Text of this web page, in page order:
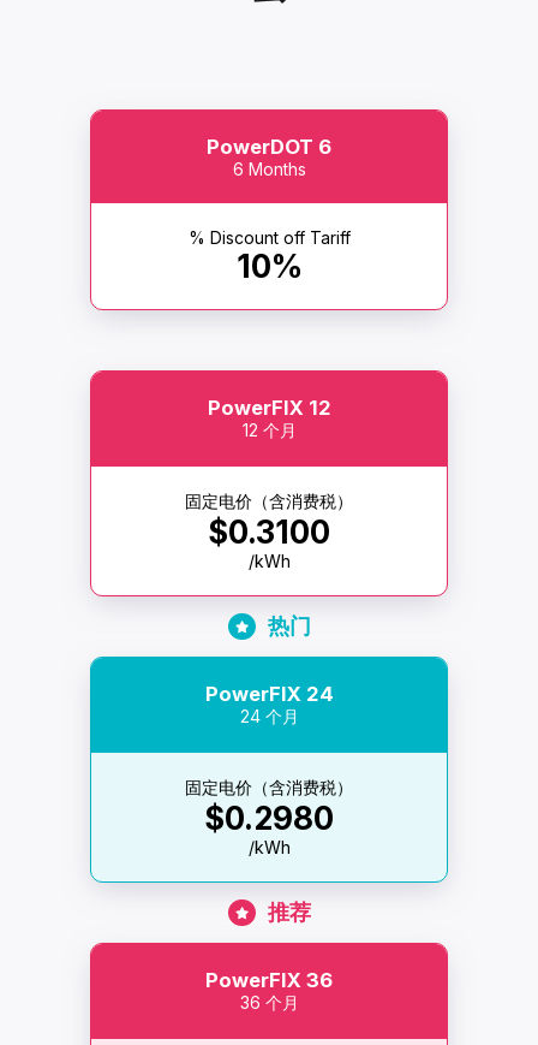
PowerDOT 6
6 Months
% Discount off Tariff
10%
PowerFIX 12
12 个月
固定电价（含消费税）
$0.3100
/kWh
热门
PowerFIX 24
24 个月
固定电价（含消费税）
$0.2980
/kWh
推荐
PowerFIX 36
36 个月